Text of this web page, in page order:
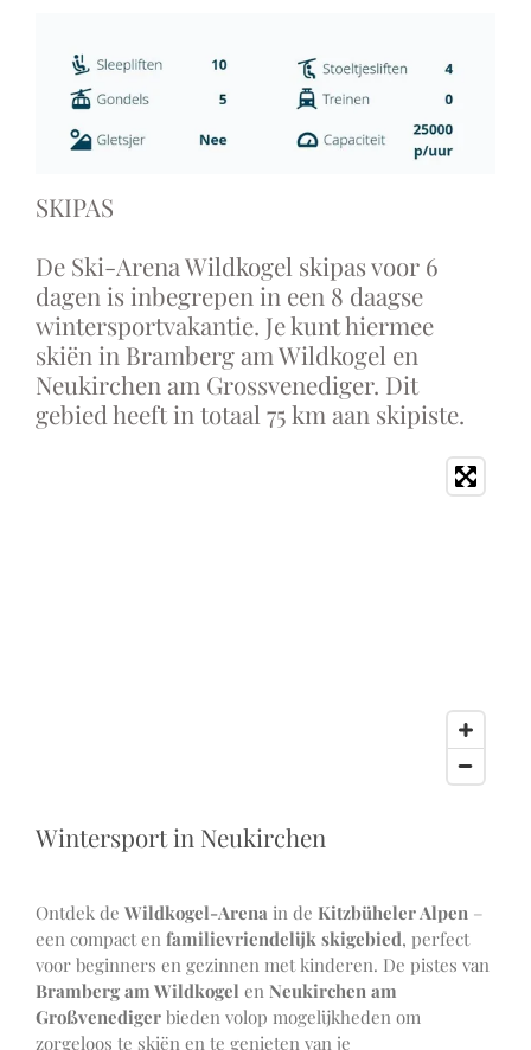
SKIPAS
De Ski-Arena Wildkogel skipas voor 6
dagen is inbegrepen in een 8 daagse
wintersportvakantie. Je kunt hiermee
skiën in Bramberg am Wildkogel en
Neukirchen am Grossvenediger. Dit
gebied heeft in totaal 75 km aan skipiste.
Wintersport in Neukirchen
Ontdek de Wildkogel-Arena in de Kitzbüheler Alpen –
een compact en familievriendelijk skigebied, perfect
voor beginners en gezinnen met kinderen. De pistes van
Bramberg am Wildkogel en Neukirchen am
Großvenediger bieden volop mogelijkheden om
zorgeloos te skiën en te genieten van je